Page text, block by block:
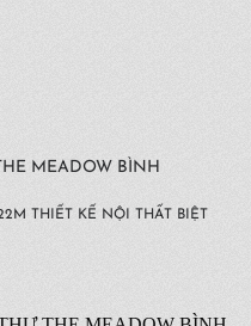
MEADOW BÌNH
THIẾT KẾ NỘI THẤT BIỆT